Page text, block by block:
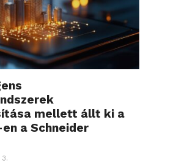
mellett állt ki a
a Schneider
3.